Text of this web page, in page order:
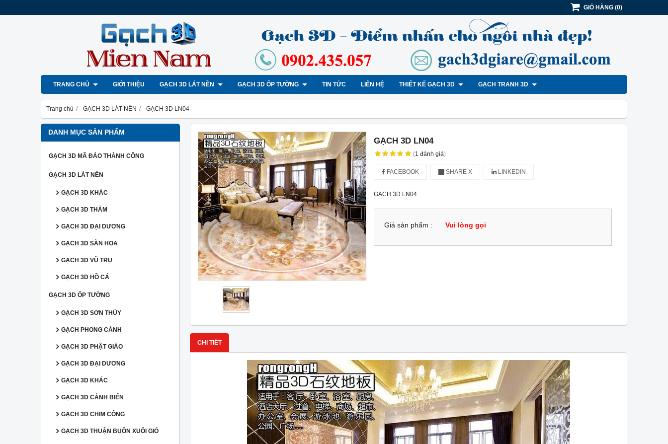
GIỎ HÀNG (0)
TRANG CHỦ GIỚI THIỆU GẠCH 3D LÁT NỀN GẠCH 3D ỐP TƯỜNG TIN TỨC LIÊN HỆ THIẾT KẾ GẠCH 3D GẠCH TRANH 3D
Trang chủ GẠCH 3D LÁT NỀN GẠCH 3D LN04
DANH MỤC SẢN PHẨM
GẠCH 3D MÃ ĐÁO THÀNH CÔNG
GẠCH 3D LÁT NỀN
GẠCH 3D KHÁC
GẠCH 3D THẢM
GẠCH 3D ĐẠI DƯƠNG
GẠCH 3D SÀN HOA
GẠCH 3D VŨ TRỤ
GẠCH 3D HỒ CÁ
GẠCH 3D ỐP TƯỜNG
GẠCH 3D SƠN THỦY
GẠCH PHONG CẢNH
GẠCH 3D PHẬT GIÁO
GẠCH 3D ĐẠI DƯƠNG
GẠCH 3D KHÁC
GẠCH 3D CẢNH BIỂN
GẠCH 3D CHIM CÔNG
GẠCH 3D THUẬN BUỒN XUÔI GIÓ
GẠCH 3D LN04
(1đánh giá)
FACEBOOK SHARE X LINKEDIN
GẠCH 3D LN04
Giá sản phẩm : Vui lòng gọi
CHI TIẾT